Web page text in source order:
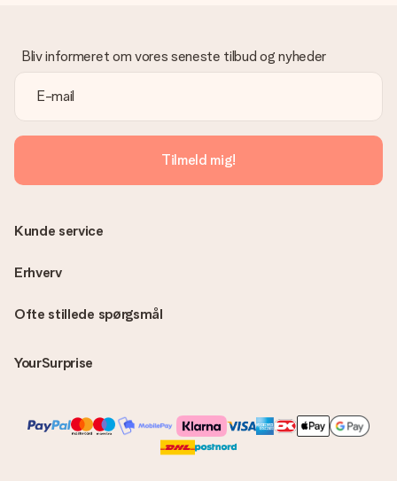
venligst vores kundeservice, de hjælper gerne med at finde en
passende løsning.
Er fakturaen sendt sammen med ordren?
Ingen faktura sendes med din ordre. Du modtager altid
fakturaen i bekræftelsesemailen, og du kan altid finde den i din
MySurprise-konto. Det betyder at du kan få gaven leveret
direkte til modtageren, hvilket gør det til en sand
overraskelse!
Bliv informeret om vores seneste tilbud og nyheder
Tilmeld mig!
Ofte stillede spørgsmål
YourSurprise
Kunde service
Erhverv